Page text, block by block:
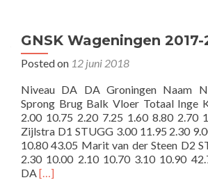
GNSK Wageningen 2017-
Posted on 12 juni 2018
Niveau DA DA Groningen Naam
Sprong Brug Balk Vloer Totaal Inge
2.00 10.75 2.20 7.25 1.60 8.80 2.70
Zijlstra D1 STUGG 3.00 11.95 2.30
10.80 43.05 Marit van der Steen D2
2.30 10.00 2.10 10.70 3.10 10.90
DARead
[…]